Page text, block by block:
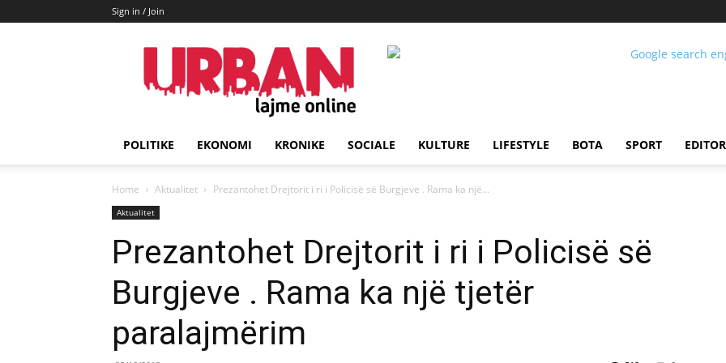
Sign in / Join
URBAN
Lajme
POLITIKE EKONOMI KRONIKE SOCIALE KULTURE LIFESTYLE BOTA SPORT
Home Aktualitet Prezantohet Drejtorit i ri i Policisë së Burgjeve . Rama ka një...
Aktualitet
Prezantohet Drejtorit i ri i Policisë së
Burgjeve . Rama ka një tjetër
paralajmërim